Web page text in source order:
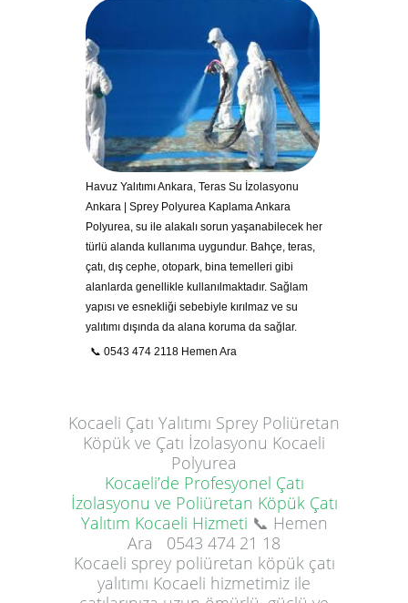
Havuz Yalıtımı Ankara, Teras Su İzolasyonu
Ankara | Sprey Polyurea Kaplama Ankara
Polyurea, su ile alakalı sorun yaşanabilecek her
türlü alanda kullanıma uygundur. Bahçe, teras,
çatı, dış cephe, otopark, bina temelleri gibi
alanlarda genellikle kullanılmaktadır. Sağlam
yapısı ve esnekliği sebebiyle kırılmaz ve su
yalıtımı dışında da alana koruma da sağlar.
📞 0543 474 2118 Hemen Ara
Kocaeli Çatı Yalıtımı Sprey Poliüretan
Köpük ve Çatı İzolasyonu Kocaeli
Polyurea
Kocaeli’de Profesyonel Çatı
İzolasyonu ve Poliüretan Köpük Çatı
Yalıtım Kocaeli Hizmeti 📞 Hemen
Ara
0543 474 21 18
Kocaeli sprey poliüretan köpük çatı
yalıtımı Kocaeli hizmetimiz ile